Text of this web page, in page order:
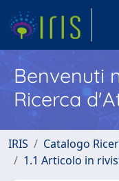
Benvenuti
Ricerca
IRIS Catalogo
1.1 Articolo in